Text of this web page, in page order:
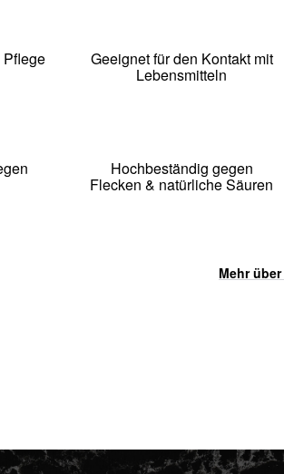
Geeignet für den Kontakt mit
Lebensmitteln
Hochbeständig gegen
Flecken & natürliche Säuren
Mehr über